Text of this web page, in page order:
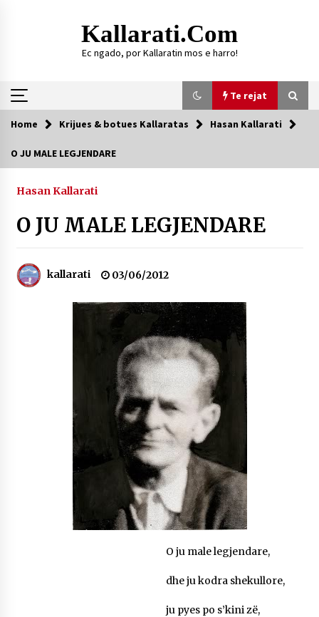
Kallarati.com
Ec ngado, por Kallaratin mos e harro!
Te rejat
Te rejat
SHOQATËS “KALLARATI”
Gazeta Kallarati nr. 118
SI U ARRIT TË REALIZOHEJ PERLA FOLKLORIKE
“JANINËS Ç’I PANË SYTË”
06/06/2026
NË KALLARAT, NË “FSHATIN E DJEGUR” U
ZHVILLUA EDICIONI I TRETË I PIKNIKU
Gazeta Kallarati nr. 117
03/05/2026
Gazeta Kallarati nr. 116
28/01/2026
Mbi kockat e martirëve ngrihet Atdheu
17/10/2025
Faksimilet e një 83 vjetori lufte: Çfarë shkruan
Home Krijues & botues Kallaratas Hasan Kallarati
O JU MALE LEGJENDARE
Hasan Kallarati
O JU MALE LEGJENDARE
kallarati 03/06/2012
O ju male legjendare,
dhe ju kodra shekullore,
ju pyes po s’kini zë,